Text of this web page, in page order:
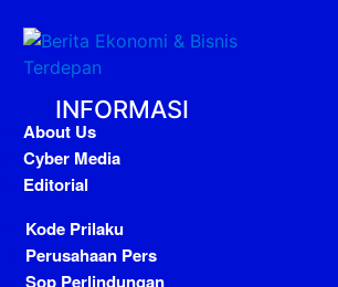
INFORMASI
About Us
Cyber Media
Editorial
Kode Prilaku
Perusahaan Pers
Sop Perlindungan